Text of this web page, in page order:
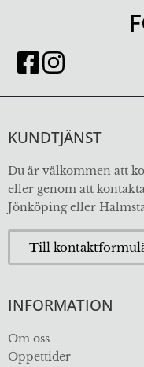
KUNDTJÄNST
Du är välkommen att
eller genom att
Jönköping eller
Till
INFORMATION
Om oss
Öppettider